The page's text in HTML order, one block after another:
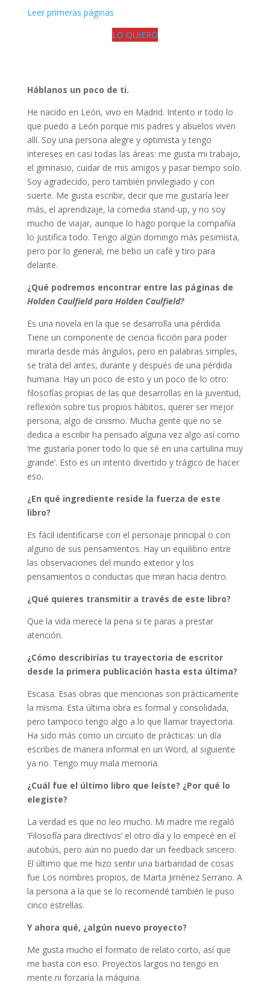
Leer primeras páginas
LO QUIERO
Háblanos un poco de ti.
He nacido en León, vivo en Madrid. Intento ir todo lo
que puedo a León porque mis padres y abuelos viven
allí. Soy una persona alegre y optimista y tengo
intereses en casi todas las áreas: me gusta mi trabajo,
el gimnasio, cuidar de mis amigos y pasar tiempo solo.
Soy agradecido, pero también privilegiado y con
suerte. Me gusta escribir, decir que me gustaría leer
más, el aprendizaje, la comedia stand-up, y no soy
mucho de viajar, aunque lo hago porque la compañía
lo justifica todo. Tengo algún domingo más pesimista,
pero por lo general, me bebo un café y tiro para
delante.
¿Qué podremos encontrar entre las páginas de
Holden Caulfield para Holden Caulfield?
Es una novela en la que se desarrolla una pérdida.
Tiene un componente de ciencia ficción para poder
mirarla desde más ángulos, pero en palabras simples,
se trata del antes, durante y después de una pérdida
humana. Hay un poco de esto y un poco de lo otro:
filosofías propias de las que desarrollas en la juventud,
reflexión sobre tus propios hábitos, querer ser mejor
persona, algo de cinismo. Mucha gente que no se
dedica a escribir ha pensado alguna vez algo así como
‘me gustaría poner todo lo que sé en una cartulina muy
grande’. Esto es un intento divertido y trágico de hacer
eso.
¿En qué ingrediente reside la fuerza de este
libro?
Es fácil identificarse con el personaje principal o con
alguno de sus pensamientos. Hay un equilibrio entre
las observaciones del mundo exterior y los
pensamientos o conductas que miran hacia dentro.
¿Qué quieres transmitir a través de este libro?
Que la vida merece la pena si te paras a prestar
atención.
¿Cómo describirías tu trayectoria de escritor
desde la primera publicación hasta esta última?
Escasa. Esas obras que mencionas son prácticamente
la misma. Esta última obra es formal y consolidada,
pero tampoco tengo algo a lo que llamar trayectoria.
Ha sido más como un circuito de prácticas: un día
escribes de manera informal en un Word, al siguiente
ya no. Tengo muy mala memoria.
¿Cuál fue el último libro que leíste? ¿Por qué lo
elegiste?
La verdad es que no leo mucho. Mi madre me regaló
‘Filosofía para directivos’ el otro día y lo empecé en el
autobús, pero aún no puedo dar un feedback sincero.
El último que me hizo sentir una barbaridad de cosas
fue Los nombres propios, de Marta Jiménez Serrano. A
la persona a la que se lo recomendé también le puso
cinco estrellas.
Y ahora qué, ¿algún nuevo proyecto?
Me gusta mucho el formato de relato corto, así que
me basta con eso. Proyectos largos no tengo en
mente ni forzaría la máquina.